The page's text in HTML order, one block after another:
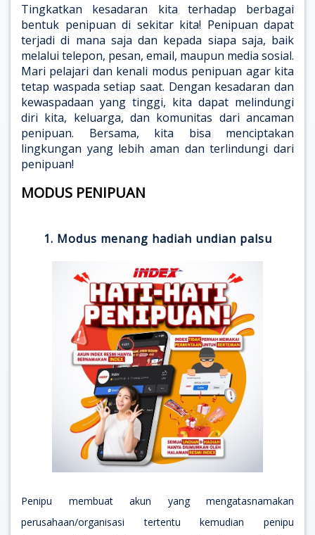
Tingkatkan kesadaran kita terhadap berbagai
bentuk penipuan di sekitar kita! Penipuan dapat
terjadi di mana saja dan kepada siapa saja, baik
melalui telepon, pesan, email, maupun media sosial.
Mari pelajari dan kenali modus penipuan agar kita
tetap waspada setiap saat. Dengan kesadaran dan
kewaspadaan yang tinggi, kita dapat melindungi
diri kita, keluarga, dan komunitas dari ancaman
penipuan. Bersama, kita bisa menciptakan
lingkungan yang lebih aman dan terlindungi dari
penipuan!
MODUS PENIPUAN
1. Modus menang hadiah undian palsu
Penipu membuat akun yang mengatasnamakan
perusahaan/organisasi tertentu kemudian penipu